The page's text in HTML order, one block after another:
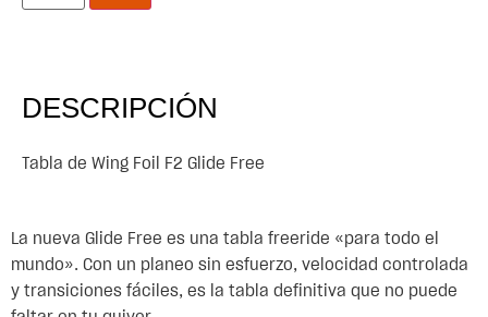
DESCRIPCIÓN
Tabla de Wing Foil F2 Glide Free
La nueva Glide Free es una tabla freeride «para todo el
mundo». Con un planeo sin esfuerzo, velocidad controlada
y transiciones fáciles, es la tabla definitiva que no puede